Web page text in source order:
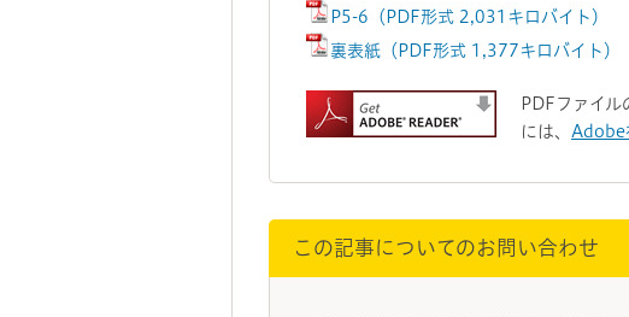
P5-6（PDF形式 2,031キロバイト）
裏表紙（PDF形式 1,377キロバイト）
PDFファイ
には、 Adobe
この記事についてのお問い合わせ